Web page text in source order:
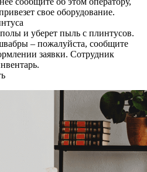
свое оборудование.
и уберет пыль с плинтусов.
– пожалуйста, сообщите
заявки. Сотрудник